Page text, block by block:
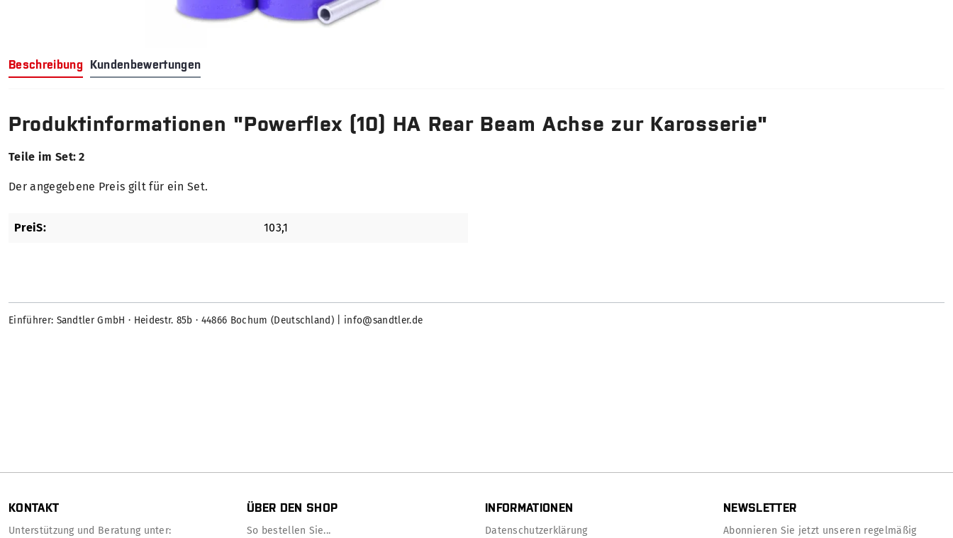
Beschreibung Kundenbewertungen
Produktinformationen "Powerflex (10) HA Rear Beam Achse zur Karosserie"
Teile im Set: 2
Der angegebene Preis gilt für ein Set.
PreiS: 103,1
Einführer: Sandtler GmbH · Heidestr. 85b · 44866 Bochum (Deutschland) | info@sandtler.de
KONTAKT
Unterstützung und Beratung unter:
ÜBER DEN SHOP
So bestellen Sie...
INFORMATIONEN
Datenschutzerklärung
NEWSLETTER
Abonnieren Sie jetzt unseren regelmäßig